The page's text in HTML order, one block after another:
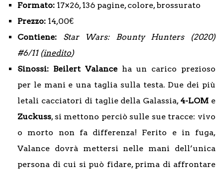
Formato: 17×26, 136 pagine, colore, brossurato
Prezzo: 14,00€
Contiene:
Star Wars: Bounty Hunters (2020)
#6/11 (inedito)
Sinossi: Beilert Valance ha un carico prezioso
per le mani e una taglia sulla testa. Due dei più
letali cacciatori di taglie della Galassia, 4-LOM e
Zuckuss, si mettono perciò sulle sue tracce: vivo
o morto non fa differenza! Ferito e in fuga,
Valance dovrà mettersi nelle mani dell’unica
persona di cui si può fidare, prima di affrontare